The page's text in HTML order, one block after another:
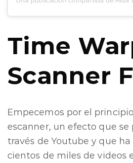
Time
Scanner
Empecemos por el
escanner, un efecto que se
través de Youtube y que
cientos de miles de videos